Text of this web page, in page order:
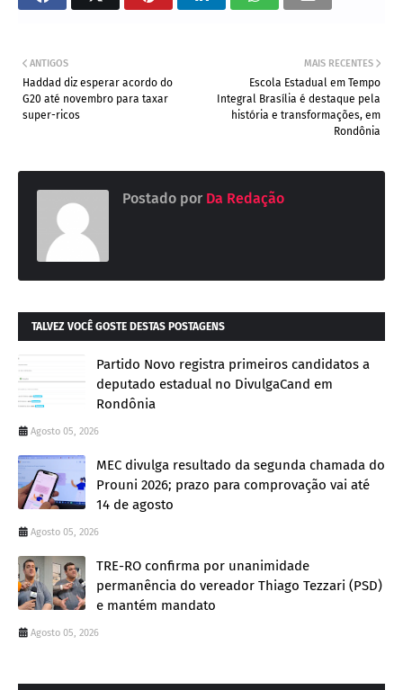
MAIS RECENTES
Escola Estadual em Tempo
Integral Brasília é destaque pela
história e transformações, em
Rondônia
ANTIGOS
Haddad diz esperar acordo do
G20 até novembro para taxar
super-ricos
Postado por Da Redação
TALVEZ VOCÊ GOSTE DESTAS POSTAGENS
Partido Novo registra primeiros candidatos a
deputado estadual no DivulgaCand em
Rondônia
Agosto 05, 2026
MEC divulga resultado da segunda chamada do
Prouni 2026; prazo para comprovação vai até
14 de agosto
Agosto 05, 2026
TRE-RO confirma por unanimidade
permanência do vereador Thiago Tezzari (PSD)
e mantém mandato
Agosto 05, 2026